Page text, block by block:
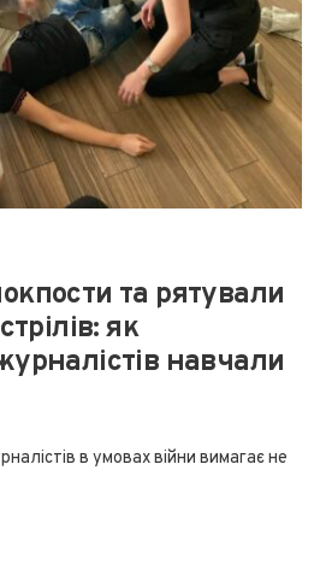
та рятували
як
навчали
в умовах війни вимагає не